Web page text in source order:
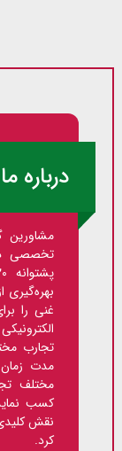
درباره ما
مشاورین
تخصصی
غنی را
تجارب
مدت
مختلف
کسب
نقش
کرد.